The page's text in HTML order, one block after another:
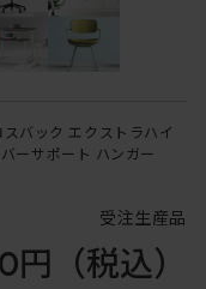
バック エクストラハイ
ーサポート ハンガー
受注生産品
円 （税込）